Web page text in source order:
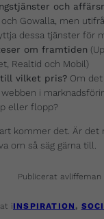
och
och Gowalla, men
dessa tjänster för
om framtiden
Realtid och Mobil)
till vilket pris? Om det
i
eller flopp?
kommer det. Är det
om så säg gärna till.
Publicerat avliffeman
iINSPIRATION ,